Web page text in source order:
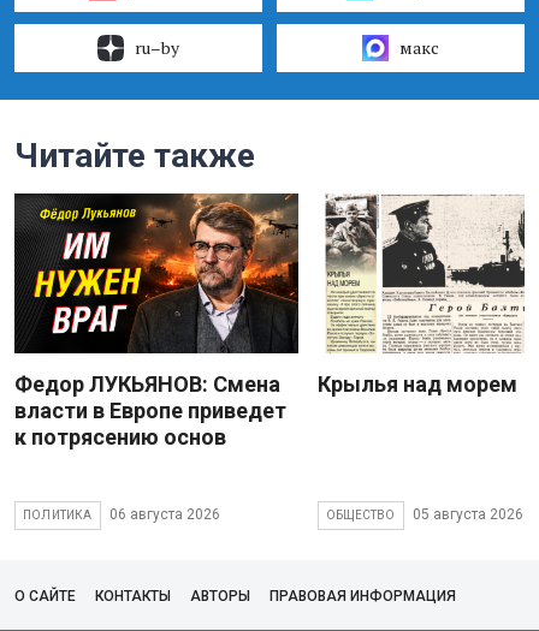
ru–by макс
Читайте также
Федор ЛУКЬЯНОВ: Смена
власти в Европе приведет
к потрясению основ
ПОЛИТИКА 06 августа 2026
Крылья над морем
ОБЩЕСТВО 05 августа 2026
О САЙТЕ КОНТАКТЫ АВТОРЫ ПРАВОВАЯ ИНФОРМАЦИЯ